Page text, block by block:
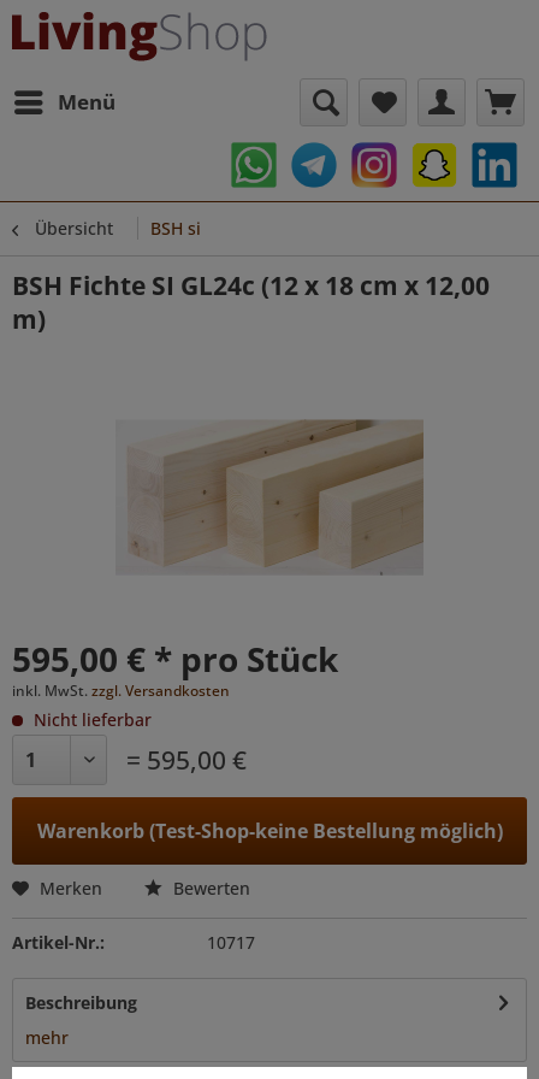
Menü
Übersicht BSH si
BSH Fichte SI GL24c (12 x 18 cm x 12,00
m)
595,00 € * pro Stück
inkl. MwSt. zzgl. Versandkosten
Nicht lieferbar
= 595,00 €
Warenkorb (Test-Shop-keine Bestellung möglich)
Merken Bewerten
Artikel-Nr.: 10717
Beschreibung
mehr